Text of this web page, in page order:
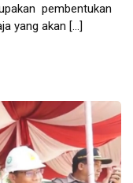
pembentukan
yang akan […]